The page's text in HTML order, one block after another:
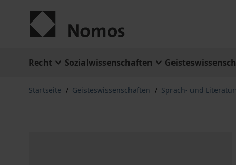
Recht Sozialwissenschaften
Startseite / Geisteswissenschaften / Sprach- und